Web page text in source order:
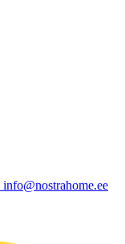
info@nostrahome.ee